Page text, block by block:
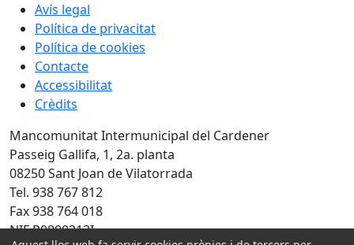
Avís legal
Política de privacitat
Política de cookies
Contacte
Accessibilitat
Crèdits
Mancomunitat Intermunicipal del Cardener
Passeig Gallifa, 1, 2a. planta
08250 Sant Joan de Vilatorrada
Tel. 938 767 812
Fax 938 764 018
NIF P0800313I